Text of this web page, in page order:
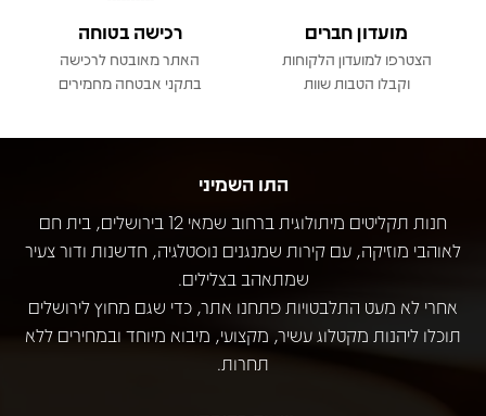
מועדון חברים
הצטרפו למועדון הלקוחות
וקבלו הטבות שוות
רכישה בטוחה
האתר מאובטח לרכישה
בתקני אבטחה מחמירים
התו השמיני
חנות תקליטים מיתולוגית ברחוב שמאי 12 בירושלים, בית חם
לאוהבי מוזיקה, עם קירות שמנגנים נוסטלגיה, חדשנות ודור צעיר
שמתאהב בצלילים.
אחרי לא מעט התלבטויות פתחנו אתר, כדי שגם מחוץ לירושלים
תוכלו ליהנות מקטלוג עשיר, מקצועי, מיבוא מיוחד ובמחירים ללא
תחרות.